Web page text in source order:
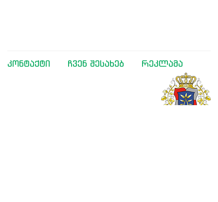
კონტაქტი ჩვენ შესახებ რეკლამა